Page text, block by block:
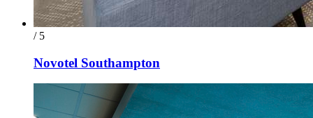
/ 5
Novotel Southampton